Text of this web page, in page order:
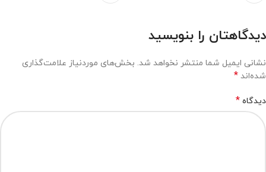
دیدگاهتان را بنویسید
نشانی ایمیل شما منتشر نخواهد شد. بخش‌های موردنیاز علامت‌گذاری
شده‌اند *
دیدگاه *